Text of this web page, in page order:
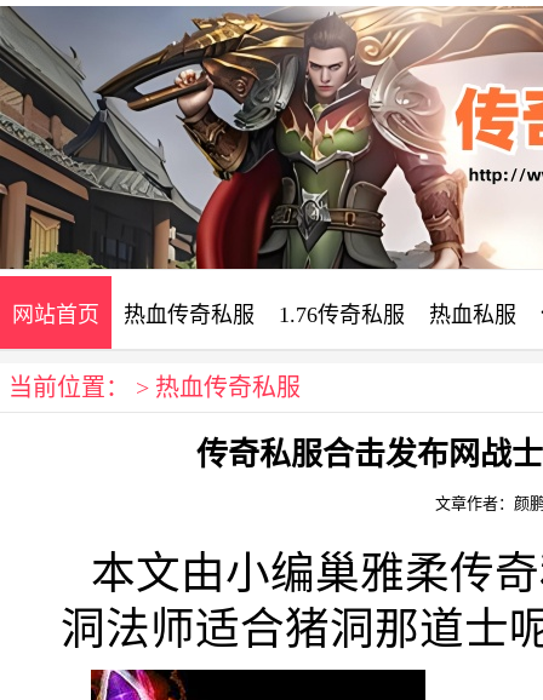
网站首页 热血传奇私服 1.76传奇私服 热血私服
电信传奇sf发布网 合击sf发布网
当前位置： > 热血传奇私服
传奇私服合击发布网战
文章作者：颜
本文由小编巢雅柔传
洞法师适合猪洞那道士